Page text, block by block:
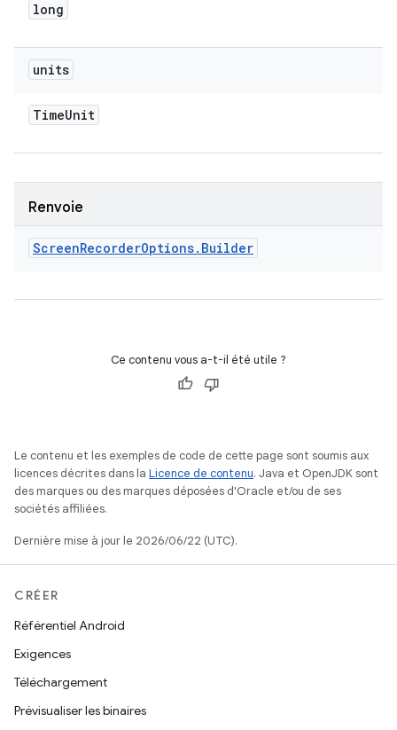
long
units
TimeUnit
Renvoie
ScreenRecorderOptions. Builder
Ce contenu vous a-t-il été utile ?
Le contenu et les exemples de code de cette page sont soumis aux
licences décrites dans la Licence de contenu. Java et OpenJDK sont
des marques ou des marques déposées d'Oracle et/ou de ses
sociétés affiliées.
Dernière mise à jour le 2026/06/22 (UTC).
CRÉER
Référentiel Android
Exigences
Téléchargement
Prévisualiser les binaires